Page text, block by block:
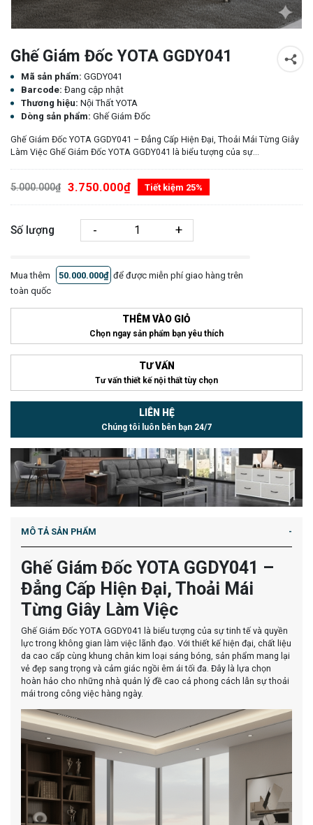
Ghế Giám Đốc YOTA GGDY041
Mã sản phẩm: GGDY041
Barcode: Đang cập nhật
Thương hiệu: Nội Thất YOTA
Dòng sản phẩm: Ghế Giám Đốc
Ghế Giám Đốc YOTA GGDY041 – Đẳng Cấp Hiện Đại, Thoải Mái Từng Giây
Làm Việc Ghế Giám Đốc YOTA GGDY041 là biểu tượng của sự...
5.000.000₫ 3.750.000₫ Tiết kiệm 25%
Số lượng - +
Mua thêm 50.000.000₫ để được miễn phí giao hàng trên
toàn quốc
THÊM VÀO GIỎ
Chọn ngay sản phẩm bạn yêu thích
TƯ VẤN
Tư vấn thiết kế nội thất tùy chọn
LIÊN HỆ
Chúng tôi luôn bên bạn 24/7
MÔ TẢ SẢN PHẨM
Ghế Giám Đốc YOTA GGDY041 –
Đẳng Cấp Hiện Đại, Thoải Mái
Từng Giây Làm Việc
Ghế Giám Đốc YOTA GGDY041 là biểu tượng của sự tinh tế và quyền
lực trong không gian làm việc lãnh đạo. Với thiết kế hiện đại, chất liệu
da cao cấp cùng khung chân kim loại sáng bóng, sản phẩm mang lại
vẻ đẹp sang trọng và cảm giác ngồi êm ái tối đa. Đây là lựa chọn
hoàn hảo cho những nhà quản lý đề cao cả phong cách lẫn sự thoải
mái trong công việc hàng ngày.